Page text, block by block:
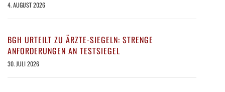
4. AUGUST 2026
BGH URTEILT ZU ÄRZTE-SIEGELN: STRENGE
ANFORDERUNGEN AN TESTSIEGEL
30. JULI 2026